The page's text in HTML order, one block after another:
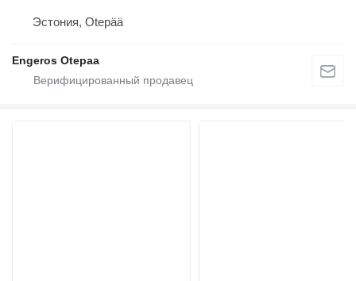
Эстония, Otepää
Engeros Otepaa